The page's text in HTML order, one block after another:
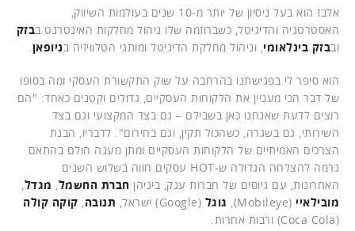
אלבז הוא בעל ניסיון של יותר מ-10 שנים בעולמות השיווק,
האסטרטגיה והדיגיטל, כשברוזמה שלו ניהול מחלקות האינטרנט בבזק
ובבזק בינלאומי, וניהול מחלקת הדיגיטל ומותגי הטלוויזיה בניופאן.
הוא סיפר לי בפגישתנו בהרחבה על שוק התקשורת העסקי ומה בסופו
של דבר הכי מעניין את הלקוחות העסקיים, גדולים וקטנים כאחד: "הם
רוצים לדעת שאנחנו כאן בשבילם – גם בצד המקצועי וגם בצד
השירותי, גם בשגרה, כשהכול תקין, וגם בחירום". לדבריו, הבנת
הצרכים האמיתיים של הלקוחות העסקיים ומתן מענה הולם בהתאם
גרמה להצלחה הגדולה ש-HOT עסקים חווה בשלוש השנים
האחרונות, עם גיוסים של חברות ענק, ביניהן חברת החשמל, מגדל,
מובילאיי (Mobileye), גוגל (Google) ישראל, תנובה, קוקה קולה
(Coca Cola) ורבות אחרות.